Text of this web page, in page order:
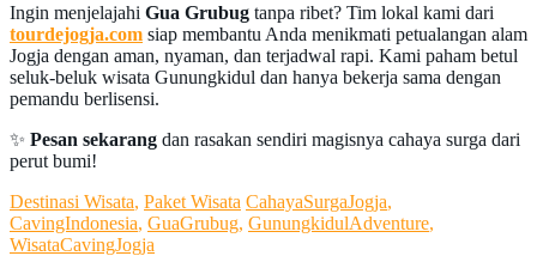
Ingin menjelajahi Gua Grubug tanpa ribet? Tim lokal kami dari
tourdejogja.com siap membantu Anda menikmati petualangan alam
Jogja dengan aman, nyaman, dan terjadwal rapi. Kami paham betul
seluk-beluk wisata Gunungkidul dan hanya bekerja sama dengan
pemandu berlisensi.
✨ Pesan sekarang dan rasakan sendiri magisnya cahaya surga dari
perut bumi!
Destinasi Wisata, Paket Wisata CahayaSurgaJogja,
CavingIndonesia, GuaGrubug, GunungkidulAdventure,
WisataCavingJogja